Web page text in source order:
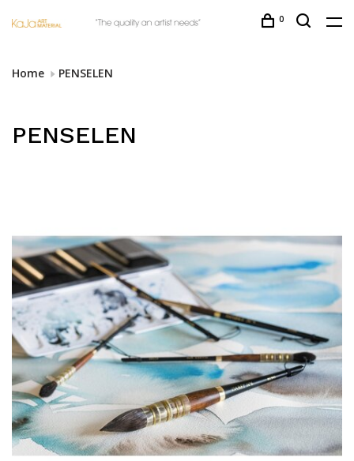
0
Home PENSELEN
PENSELEN